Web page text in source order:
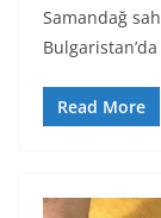
Samandağ
Bulgaristan’da
Read More